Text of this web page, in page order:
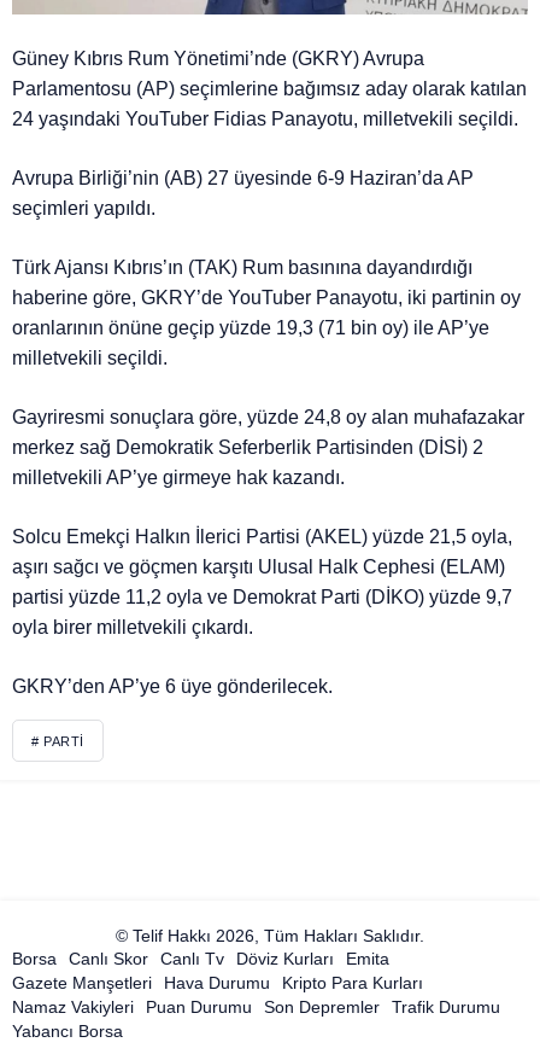
Güney Kıbrıs Rum Yönetimi’nde (GKRY) Avrupa
Parlamentosu (AP) seçimlerine bağımsız aday olarak katılan
24 yaşındaki YouTuber Fidias Panayotu, milletvekili seçildi.
Avrupa Birliği’nin (AB) 27 üyesinde 6-9 Haziran’da AP
seçimleri yapıldı.
Türk Ajansı Kıbrıs’ın (TAK) Rum basınına dayandırdığı
haberine göre, GKRY’de YouTuber Panayotu, iki partinin oy
oranlarının önüne geçip yüzde 19,3 (71 bin oy) ile AP’ye
milletvekili seçildi.
Gayriresmi sonuçlara göre, yüzde 24,8 oy alan muhafazakar
merkez sağ Demokratik Seferberlik Partisinden (DİSİ) 2
milletvekili AP’ye girmeye hak kazandı.
Solcu Emekçi Halkın İlerici Partisi (AKEL) yüzde 21,5 oyla,
aşırı sağcı ve göçmen karşıtı Ulusal Halk Cephesi (ELAM)
partisi yüzde 11,2 oyla ve Demokrat Parti (DİKO) yüzde 9,7
oyla birer milletvekili çıkardı.
GKRY’den AP’ye 6 üye gönderilecek.
# PARTI
© Telif Hakkı 2026, Tüm Hakları Saklıdır.
Borsa
Canlı Skor Canlı Tv Döviz Kurları
Emita
Gazete Manşetleri
Hava Durumu
Kripto Para Kurları
Namaz Vakiyleri
Puan Durumu Son Depremler
Trafik Durumu
Yabancı Borsa